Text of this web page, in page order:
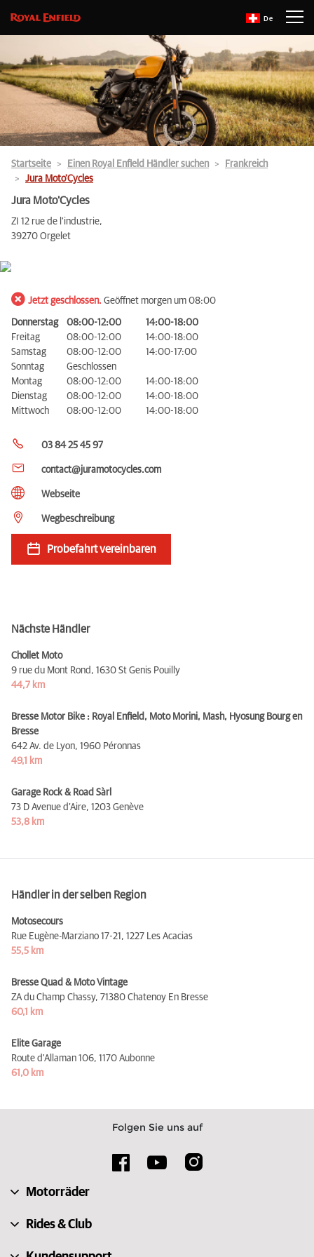
De
Startseite Einen Royal Enfield Händler suchen
Frankreich
Jura Moto'Cycles
Jura Moto'Cycles
ZI 12 rue de l'industrie,
39270 Orgelet
Jetzt geschlossen. Geöffnet morgen um 08:00
Donnerstag 08:00-12:00
14:00-18:00
Freitag
08:00-12:00
14:00-18:00
Samstag
08:00-12:00
14:00-17:00
Sonntag
Geschlossen
Montag
08:00-12:00
14:00-18:00
Dienstag
08:00-12:00
14:00-18:00
Mittwoch
08:00-12:00 14:00-18:00
03 84 25 45 97
contact@juramotocycles.com
Webseite
Wegbeschreibung
Probefahrt vereinbaren
Nächste Händler
Chollet Moto
9 rue du Mont Rond, 1630 St Genis Pouilly
44,7 km
Bresse Motor Bike : Royal Enfield, Moto Morini, Mash, Hyosung Bourg en
Bresse
642 Av. de Lyon, 1960 Péronnas
49,1 km
Garage Rock & Road Sàrl
73 D Avenue d’Aire, 1203 Genève
53,8 km
Händler in der selben Region
Motosecours
Rue Eugène-Marziano 17-21, 1227 Les Acacias
55,5 km
Bresse Quad & Moto Vintage
ZA du Champ Chassy, 71380 Chatenoy En Bresse
60,1 km
Elite Garage
Route d'Allaman 106, 1170 Aubonne
61,0 km
Folgen Sie uns auf
Motorräder
Rides & Club